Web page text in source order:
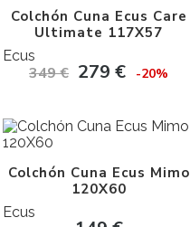
Colchón Cuna Ecus Care
Ultimate 117X57
Ecus
349€ 279€ -20%
Colchón Cuna Ecus Mimo
120X60
Ecus